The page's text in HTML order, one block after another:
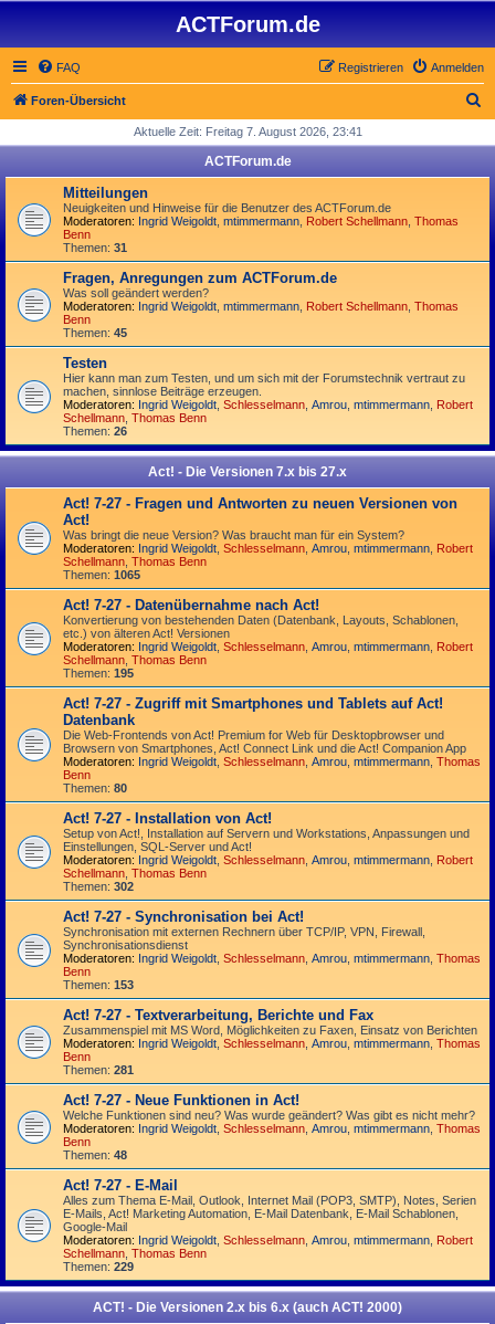
ACTForum.de
FAQ Anmelden
Registrieren
Foren-Übersicht
h
Aktuelle Zeit: Freitag 7. August 2026, 23:41
ACTForum.de
Mitteilungen
Neuigkeiten und Hinweise für die Benutzer des ACTForum.de
Moderatoren: Ingrid Weigoldt mtimmermann Robert Schellmann Thomas
Benn
Themen: 31
Fragen, Anregungen zum ACTForum.de
Was soll geändert werden?
Moderatoren: Ingrid Weigoldt mtimmermann Robert Schellmann Thomas
Benn
Themen: 45
Testen
Hier kann man zum Testen, und um sich mit der Forumstechnik vertraut zu
machen, sinnlose Beiträge erzeugen.
Moderatoren: Ingrid Weigoldt Schlesselmann Amrou mtimmermann Robert
Schellmann Thomas Benn
Themen: 26
Act! - Die Versionen 7.x bis 27.x
Act! 7-27 - Fragen und Antworten zu neuen Versionen von
Act!
Was bringt die neue Version? Was braucht man für ein System?
Moderatoren: Ingrid Weigoldt Schlesselmann Amrou mtimmermann Robert
Schellmann Thomas Benn
Themen: 1065
Act! 7-27 - Datenübernahme nach Act!
Konvertierung von bestehenden Daten (Datenbank, Layouts, Schablonen,
etc.) von älteren Act! Versionen
Moderatoren: Ingrid Weigoldt Schlesselmann Amrou mtimmermann Robert
Schellmann Thomas Benn
Themen: 195
Act! 7-27 - Zugriff mit Smart­phones und Tablets auf Act!
Datenbank
Die Web-Frontends von Act! Premium for Web für Desktop­browser und
Browsern von Smart­phones, Act! Connect Link und die Act! Companion App
Moderatoren: Ingrid Weigoldt Schlesselmann Amrou mtimmermann Thomas
Benn
Themen: 80
Act! 7-27 - Installation von Act!
Setup von Act!, Installation auf Servern und Workstations, Anpassungen und
Einstellungen, SQL-Server und Act!
Moderatoren: Ingrid Weigoldt Schlesselmann Amrou mtimmermann Robert
Schellmann Thomas Benn
Themen: 302
Act! 7-27 - Synchronisation bei Act!
Synchro­nisation mit externen Rechnern über TCP/IP, VPN, Firewall,
Synchroni­sations­dienst
Moderatoren: Ingrid Weigoldt Schlesselmann Amrou mtimmermann Thomas
Benn
Themen: 153
Act! 7-27 - Text­­ver­arbei­tung, Berichte und Fax
Zusammenspiel mit MS Word, Möglichkeiten zu Faxen, Einsatz von Berichten
Moderatoren: Ingrid Weigoldt Schlesselmann Amrou mtimmermann Thomas
Benn
Themen: 281
Act! 7-27 - Neue Funktionen in Act!
Welche Funktionen sind neu? Was wurde geändert? Was gibt es nicht mehr?
Moderatoren: Ingrid Weigoldt Schlesselmann Amrou mtimmermann Thomas
Benn
Themen: 48
Act! 7-27 - E-Mail
Alles zum Thema E-Mail, Outlook, Internet Mail (POP3, SMTP), Notes, Serien
E-Mails, Act! Marketing Automation, E-Mail Datenbank, E-Mail Schablonen,
Google-Mail
Moderatoren: Ingrid Weigoldt Schlesselmann Amrou mtimmermann Robert
Schellmann Thomas Benn
Themen: 229
ACT! - Die Versionen 2.x bis 6.x (auch ACT! 2000)